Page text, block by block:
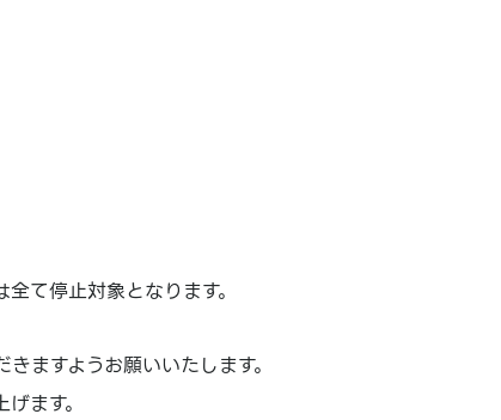
て停止対象となります。
ますようお願いいたします。
ます。